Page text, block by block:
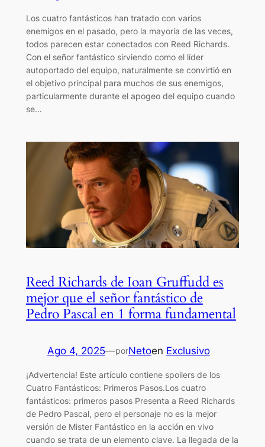
Los cuatro fantásticos han tratado con varios
enemigos en el pasado, pero la mayoría de las veces,
todos parecen estar conectados con Reed Richards.
Con el señor fantástico sirviendo como el líder
autoportado del equipo, naturalmente se convirtió en
el objetivo principal para muchos de sus enemigos,
particularmente durante el apogeo del equipo cuando
se…
Reed Richards de Ioan Gruffudd es
mejor que el señor fantástico de
Pedro Pascal en 1 forma fundamental
Ago 4, 2025—porNetoen Exclusivo
¡Advertencia! Este artículo contiene spoilers de los
Cuatro Fantásticos: Primeros Pasos.Los cuatro
fantásticos: primeros pasos Presenta a Reed Richards
de Pedro Pascal, pero el personaje no es la mejor
versión de Mister Fantástico en la acción en vivo
cuando se trata de un elemento clave. La llegada de la